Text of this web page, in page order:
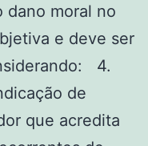
dano moral no
e deve ser
4.
de
que acredita